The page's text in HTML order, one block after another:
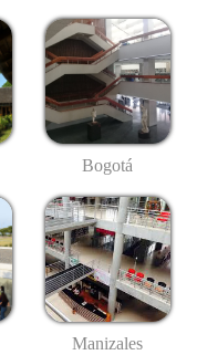
Bogotá
Manizales